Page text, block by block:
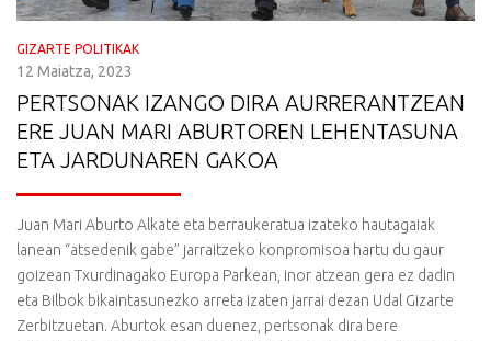
GIZARTE POLITIKAK
12 Maiatza, 2023
PERTSONAK IZANGO DIRA AURRERANTZEAN
ERE JUAN MARI ABURTOREN LEHENTASUNA
ETA JARDUNAREN GAKOA
Juan Mari Aburto Alkate eta berraukeratua izateko hautagaiak
lanean “atsedenik gabe” jarraitzeko konpromisoa hartu du gaur
goizean Txurdinagako Europa Parkean, inor atzean gera ez dadin
eta Bilbok bikaintasunezko arreta izaten jarrai dezan Udal Gizarte
Zerbitzuetan. Aburtok esan duenez, pertsonak dira bere